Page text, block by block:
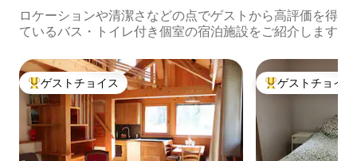
ロケーションや清潔さなどの点でゲストから高評価を得
ているバス・トイレ付き個室の宿泊施設をご紹介します
大好評のゲストチョイスです。
ゲストチョイス 大好評のゲスト
ゲストチョイス